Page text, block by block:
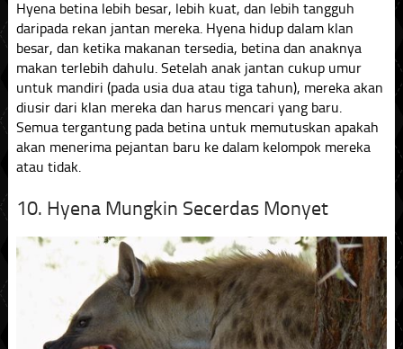
Hyena betina lebih besar, lebih kuat, dan lebih tangguh
daripada rekan jantan mereka. Hyena hidup dalam klan
besar, dan ketika makanan tersedia, betina dan anaknya
makan terlebih dahulu. Setelah anak jantan cukup umur
untuk mandiri (pada usia dua atau tiga tahun), mereka akan
diusir dari klan mereka dan harus mencari yang baru.
Semua tergantung pada betina untuk memutuskan apakah
akan menerima pejantan baru ke dalam kelompok mereka
atau tidak.
10. Hyena Mungkin Secerdas Monyet